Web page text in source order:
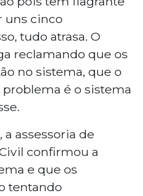
uns cinco
tudo atrasa. O
reclamando que os
no sistema, que o
é o sistema
a assessoria de
confirmou a
e que os
tentando